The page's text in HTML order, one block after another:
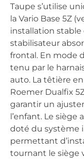
Taupe s’utilise
la Vario Base 5Z
installation stable
stabilisateur
frontal. En mode
tenu par le
auto. La têtière
Roemer Dualfix
garantir un
l’enfant. Le
doté du système
permettant
tournant le siège